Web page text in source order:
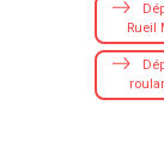
Rueil